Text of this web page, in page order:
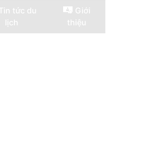
Tin tức du
lịch
Giới
thiệu